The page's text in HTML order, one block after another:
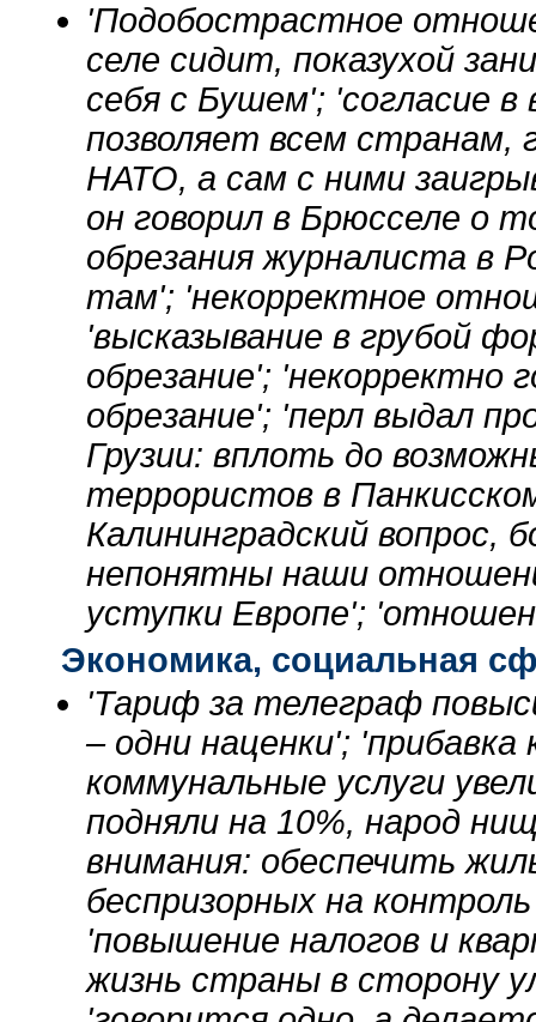
'Подобострастное
селе сидит, показухой
себя с Бушем'; 'согласие в
позволяет всем странам,
НАТО, а сам с ними
он говорил в Брюсселе о
обрезания журналиста в
там'; 'некорректное
'высказывание в грубой
обрезание'; 'некорректно
обрезание'; 'перл выдал
Грузии: вплоть до
террористов в
Калининградский вопрос,
непонятны наши
уступки Европе';
Экономика, социальная
'Тариф за телеграф
– одни наценки';
коммунальные услуги
подняли на 10%, народ
внимания: обеспечить
беспризорных на
'повышение налогов и
жизнь страны в сторону